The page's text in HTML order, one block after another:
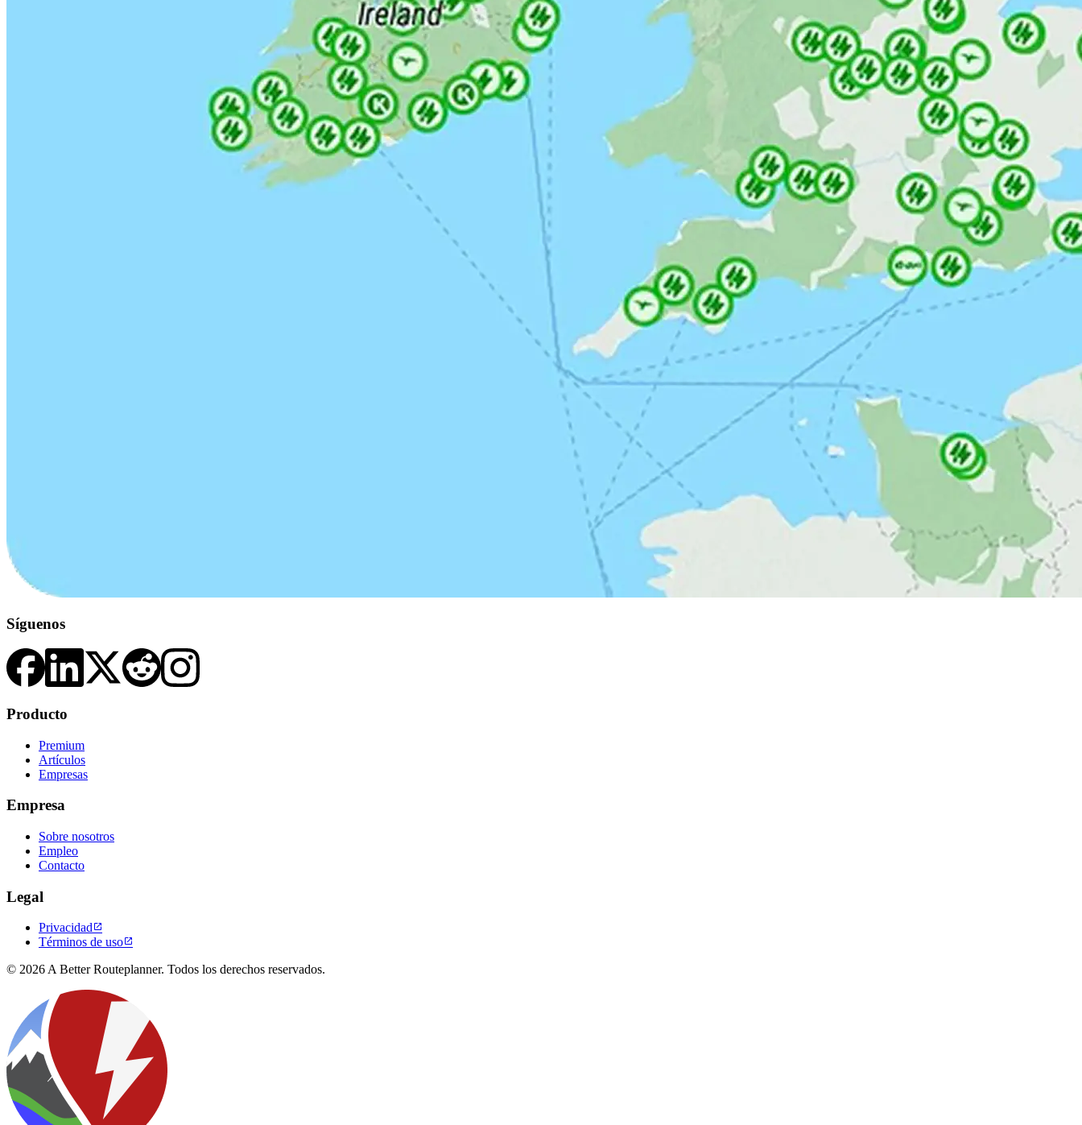
Síguenos
Producto
Premium
Artículos
Empresas
Empresa
Sobre nosotros
Empleo
Contacto
Legal
Privacidad
Términos de uso
© 2026 A Better Routeplanner. Todos los derechos reservados.